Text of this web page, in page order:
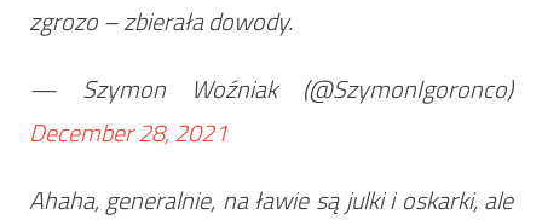
zgrozo – zbierała dowody.
— Szymon Woźniak (@SzymonIgoronco)
December 28, 2021
Ahaha, generalnie, na ławie są julki i oskarki, ale